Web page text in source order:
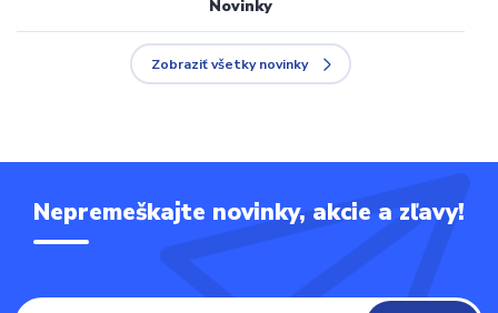
Novinky
Zobraziť všetky novinky
Nepremeškajte novinky, akcie a zľavy!